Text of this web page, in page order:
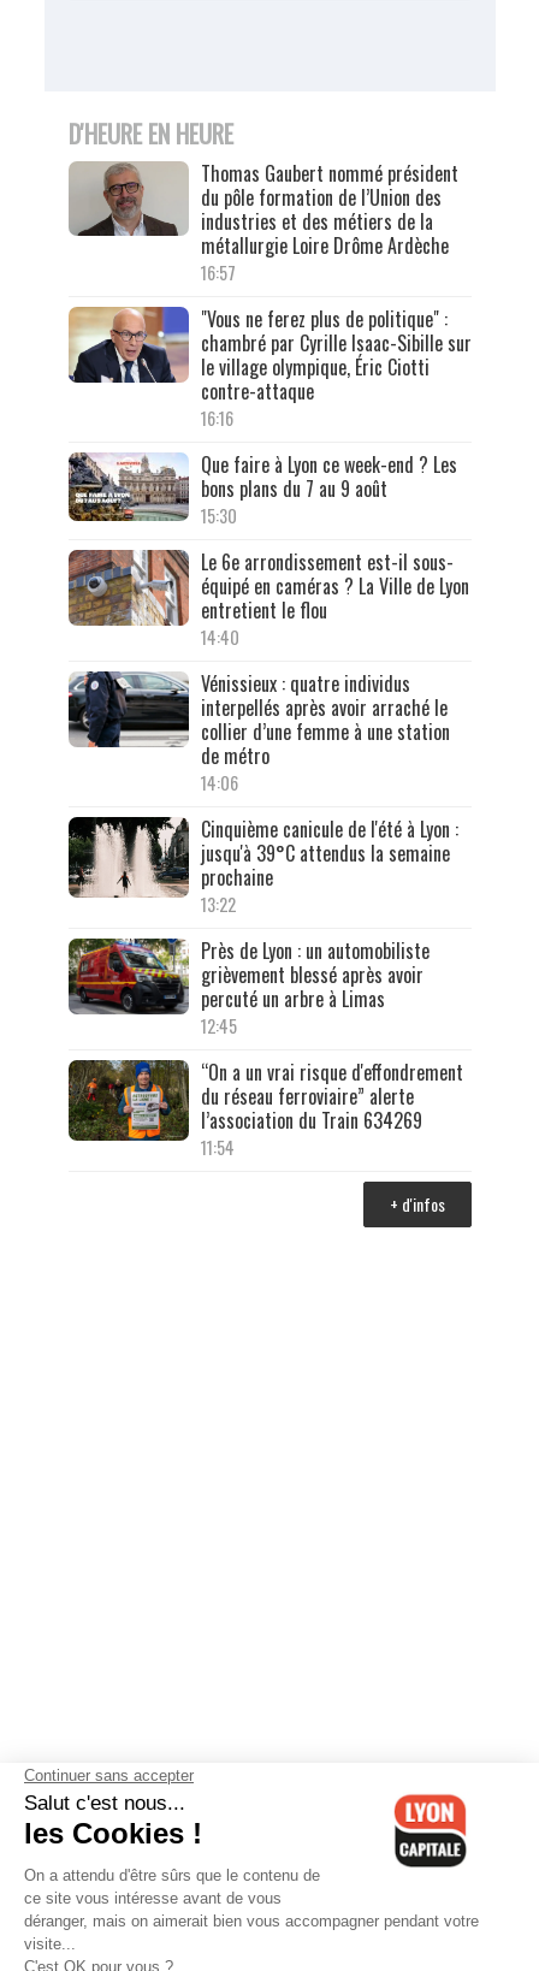
D'HEURE EN HEURE
Thomas Gaubert nommé président
du pôle formation de l’Union des
industries et des métiers de la
métallurgie Loire Drôme Ardèche
16:57
"Vous ne ferez plus de politique" :
chambré par Cyrille Isaac-Sibille sur
le village olympique, Éric Ciotti
contre-attaque
16:16
Que faire à Lyon ce week-end ? Les
bons plans du 7 au 9 août
15:30
Le 6e arrondissement est-il sous-
équipé en caméras ? La Ville de Lyon
entretient le flou
14:40
Vénissieux : quatre individus
interpellés après avoir arraché le
collier d’une femme à une station
de métro
14:06
Cinquième canicule de l'été à Lyon :
jusqu'à 39°C attendus la semaine
prochaine
13:22
Près de Lyon : un automobiliste
grièvement blessé après avoir
percuté un arbre à Limas
12:45
“On a un vrai risque d'effondrement
du réseau ferroviaire” alerte
l’association du Train 634269
11:54
+ d'infos